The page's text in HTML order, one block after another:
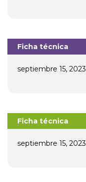
Ficha técnica
septiembre 15, 2023
Ficha técnica
septiembre 15, 2023